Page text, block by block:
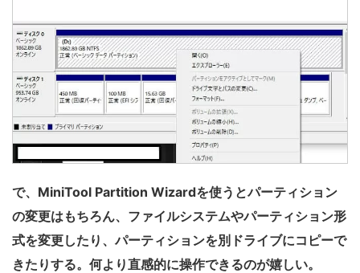
で、MiniTool Partition Wizardを使うとパーティション
の変更はもちろん、ファイルシステムやパーティション形
式を変更したり、パーティションを別ドライブにコピーで
きたりする。何より直感的に操作できるのが嬉しい。